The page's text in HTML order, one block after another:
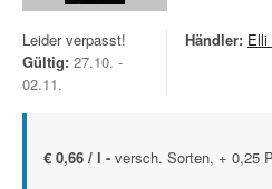
Leider verpasst!
Gültig: 27.10. -
02.11.
Händler: Elli
€ 0,66 / l - versch. Sorten, + 0,25